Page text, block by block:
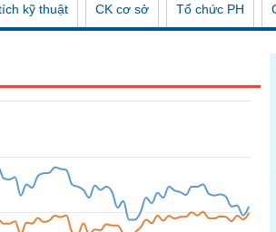
kỹ thuật CK cơ sở Tổ chức PH